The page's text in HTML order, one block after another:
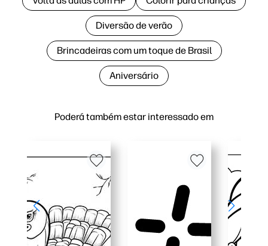
Poderá também estar interessado em
Diversão de verão
Brincadeiras com um toque de Brasil
Aniversário